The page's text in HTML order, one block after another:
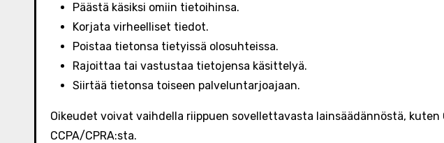
Päästä käsiksi omiin tietoihinsa.
Korjata virheelliset tiedot.
Poistaa tietonsa tietyissä olosuhteissa.
Rajoittaa tai vastustaa tietojensa käsittelyä.
Siirtää tietonsa toiseen palveluntarjoajaan.
Oikeudet voivat vaihdella riippuen sovellettavasta lainsäädännöstä, kuten
CCPA/CPRA:sta.